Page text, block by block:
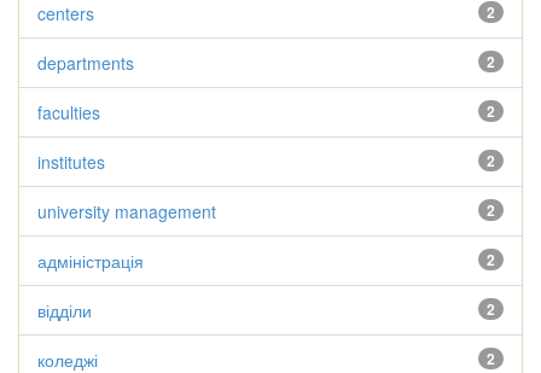
2
centers
2
departments
2
faculties
2
institutes
2
university management
2
адміністрація
2
відділи
2
коледжі